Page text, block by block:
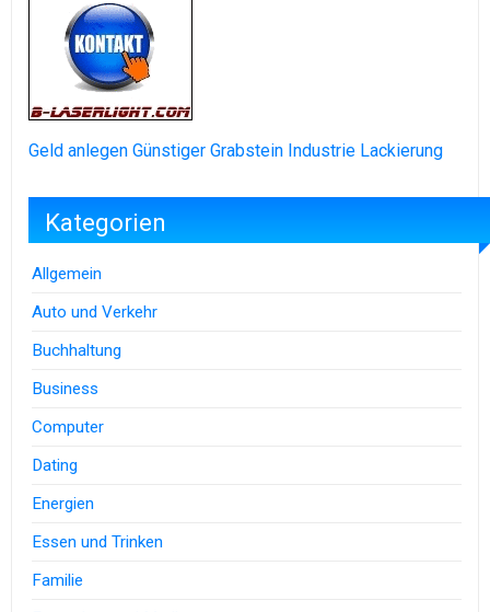
Geld anlegen Günstiger Grabstein Industrie Lackierung
Kategorien
Allgemein
Auto und Verkehr
Buchhaltung
Business
Computer
Dating
Energien
Essen und Trinken
Familie